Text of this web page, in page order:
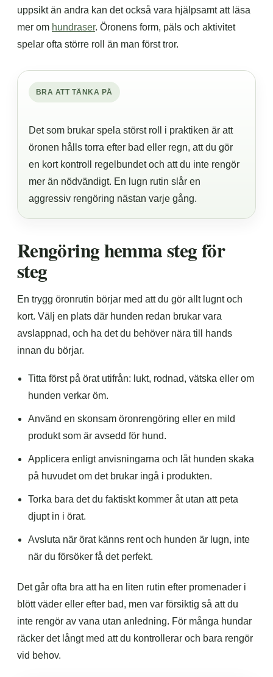
uppsikt än andra kan det också vara hjälpsamt att läsa
mer om hundraser. Öronens form, päls och aktivitet
spelar ofta större roll än man först tror.
BRA ATT TÄNKA PÅ
Det som brukar spela störst roll i praktiken är att
öronen hålls torra efter bad eller regn, att du gör
en kort kontroll regelbundet och att du inte rengör
mer än nödvändigt. En lugn rutin slår en
aggressiv rengöring nästan varje gång.
Rengöring hemma steg för
steg
En trygg öronrutin börjar med att du gör allt lugnt och
kort. Välj en plats där hunden redan brukar vara
avslappnad, och ha det du behöver nära till hands
innan du börjar.
Titta först på örat utifrån: lukt, rodnad, vätska eller om
hunden verkar öm.
Använd en skonsam öronrengöring eller en mild
produkt som är avsedd för hund.
Applicera enligt anvisningarna och låt hunden skaka
på huvudet om det brukar ingå i produkten.
Torka bara det du faktiskt kommer åt utan att peta
djupt in i örat.
Avsluta när örat känns rent och hunden är lugn, inte
när du försöker få det perfekt.
Det går ofta bra att ha en liten rutin efter promenader i
blött väder eller efter bad, men var försiktig så att du
inte rengör av vana utan anledning. För många hundar
räcker det långt med att du kontrollerar och bara rengör
vid behov.